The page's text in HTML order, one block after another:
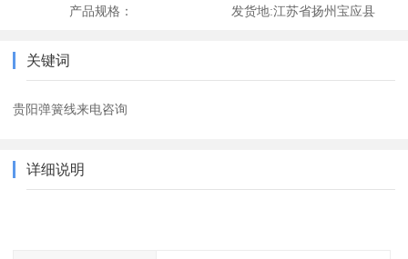
产品规格： 发货地:江苏省扬州宝应县
关键词
贵阳弹簧线来电咨询
详细说明